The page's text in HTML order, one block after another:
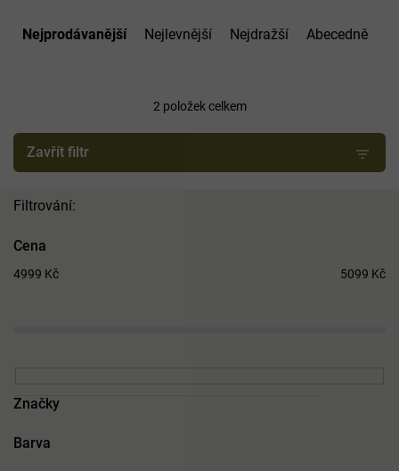
p
o
u
t
ů
Nejprodávanější Nejlevnější Nejdražší Abecedně
2 položek celkem
Zavřít filtr
Cena
4999 Kč 5099 Kč
Značky
Barva